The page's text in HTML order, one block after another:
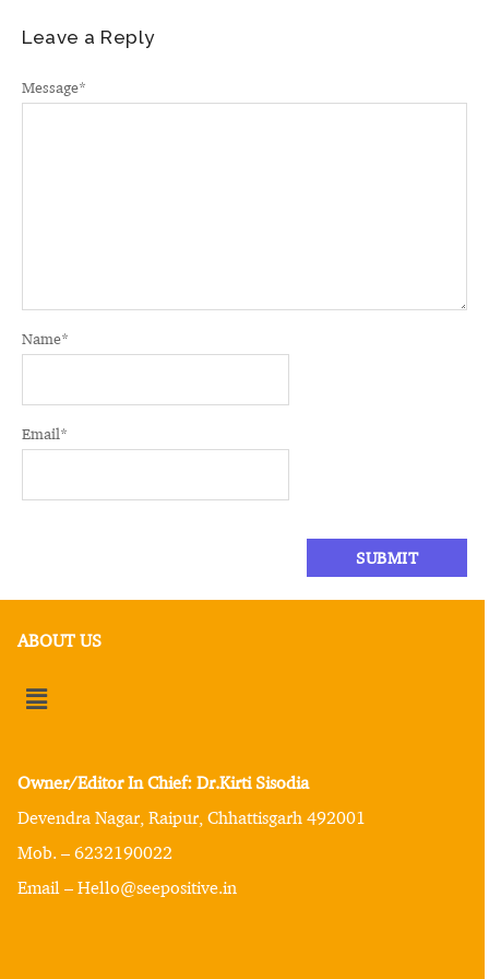
Leave a Reply
Message*
Name*
Email*
ABOUT US
Owner/Editor In Chief: Dr.Kirti Sisodia
Devendra Nagar, Raipur, Chhattisgarh 492001
Mob. – 6232190022
Email – Hello@seepositive.in